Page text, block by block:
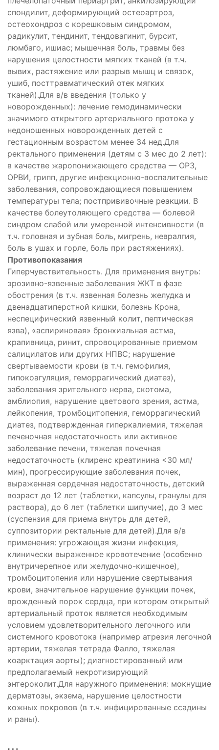
спондилит, деформирующий остеоартроз,
остеохондроз с корешковым синдромом,
радикулит, тендинит, тендовагинит, бурсит,
люмбаго, ишиас; мышечная боль, травмы без
нарушения целостности мягких тканей (в т.ч.
вывих, растяжение или разрыв мышц и связок,
ушиб, посттравматический отек мягких
тканей).Для в/в введения (только у
новорожденных): лечение гемодинамически
значимого открытого артериального протока у
недоношенных новорожденных детей с
гестационным возрастом менее 34 нед.Для
ректального применения (детям с 3 мес до 2 лет):
в качестве жаропонижающего средства — ОРЗ,
ОРВИ, грипп, другие инфекционно-воспалительные
заболевания, сопровождающиеся повышением
температуры тела; постпрививочные реакции. В
качестве болеутоляющего средства — болевой
синдром слабой или умеренной интенсивности (в
т.ч. головная и зубная боль, мигрень, невралгия,
боль в ушах и горле, боль при растяжениях).
Противопоказания
Гиперчувствительность. Для применения внутрь:
эрозивно-язвенные заболевания ЖКТ в фазе
обострения (в т.ч. язвенная болезнь желудка и
двенадцатиперстной кишки, болезнь Крона,
неспецифический язвенный колит, пептическая
язва), «аспириновая» бронхиальная астма,
крапивница, ринит, спровоцированные приемом
салицилатов или других НПВС; нарушение
свертываемости крови (в т.ч. гемофилия,
гипокоагуляция, геморрагический диатез),
заболевания зрительного нерва, скотома,
амблиопия, нарушение цветового зрения, астма,
лейкопения, тромбоцитопения, геморрагический
диатез, подтвержденная гиперкалиемия, тяжелая
печеночная недостаточность или активное
заболевание печени, тяжелая почечная
недостаточность (клиренс креатинина <30 мл/
мин), прогрессирующие заболевания почек,
выраженная сердечная недостаточность, детский
возраст до 12 лет (таблетки, капсулы, гранулы для
раствора), до 6 лет (таблетки шипучие), до 3 мес
(суспензия для приема внутрь для детей,
суппозитории ректальные для детей).Для в/в
применения: угрожающая жизни инфекция,
клинически выраженное кровотечение (особенно
внутричерепное или желудочно-кишечное),
тромбоцитопения или нарушение свертывания
крови, значительное нарушение функции почек,
врожденный порок сердца, при котором открытый
артериальный проток является необходимым
условием удовлетворительного легочного или
системного кровотока (например атрезия легочной
артерии, тяжелая тетрада Фалло, тяжелая
коарктация аорты); диагностированный или
предполагаемый некротизирующий
энтероколит.Для наружного применения: мокнущие
дерматозы, экзема, нарушение целостности
кожных покровов (в т.ч. инфицированные ссадины
и раны).